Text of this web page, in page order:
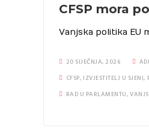
CFSP mora
Vanjska politika EU
20 SIJEČNJA, 2026
CFSP, IZVJESTITELJ U SJENI,
RAD U PARLAMENTU,